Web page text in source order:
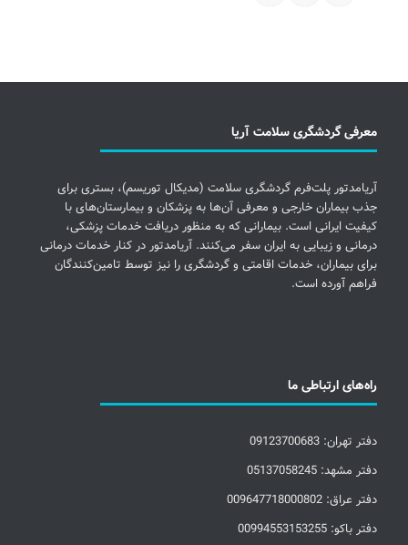
معرفی گردشگری سلامت آریا
آریامدتور پلت‌فرم گردشگری سلامت (مدیکال توریسم)، بستری برای
جذب بیماران خارجی و معرفی آن‌ها به پزشکان و بیمارستان‌های با
کیفیت ایرانی است. بیمارانی که به منظور دریافت خدمات پزشکی،
درمانی و زیبایی به ایران سفر می‌کنند. آریامدتور در کنار خدمات درمانی
برای بیماران، خدمات اقامتی و گردشگری را نیز توسط تامین‌کنندگان
فراهم آورده است.
راه‌های ارتباطی ما
دفتر تهران: 09123700683
دفتر مشهد: 05137058245
دفتر عراق: 009647718000802
دفتر باکو: 00994553153255